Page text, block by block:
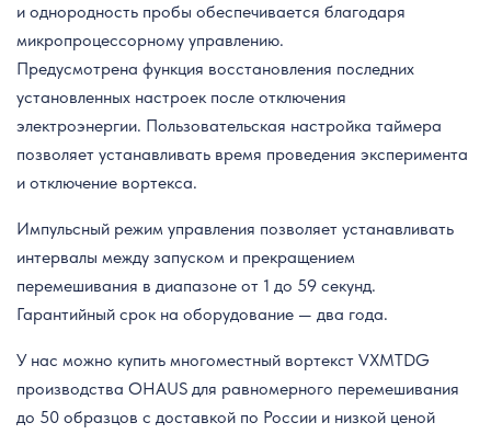
и однородность пробы обеспечивается благодаря
микропроцессорному управлению.
Предусмотрена функция восстановления последних
установленных настроек после отключения
электроэнергии. Пользовательская настройка таймера
позволяет устанавливать время проведения эксперимента
и отключение вортекса.
Импульсный режим управления позволяет устанавливать
интервалы между запуском и прекращением
перемешивания в диапазоне от 1 до 59 секунд.
Гарантийный срок на оборудование — два года.
У нас можно купить многоместный вортекст VXMTDG
производства OHAUS для равномерного перемешивания
до 50 образцов с доставкой по России и низкой ценой